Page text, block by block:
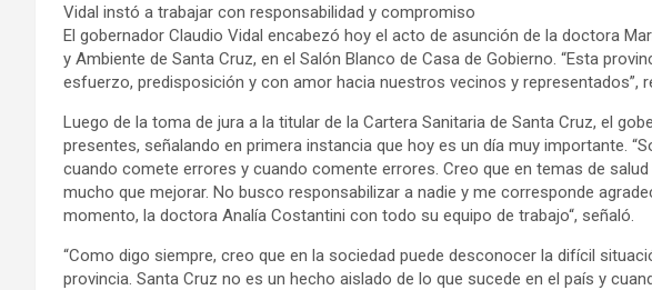
Vidal instó a trabajar con responsabilidad y compromiso
El gobernador Claudio Vidal encabezó hoy el acto de asunción de la doctora
y Ambiente de Santa Cruz, en el Salón Blanco de Casa de Gobierno. “Esta
esfuerzo, predisposición y con amor hacia nuestros vecinos y representados”,
Luego de la toma de jura a la titular de la Cartera Sanitaria de Santa Cruz, el
presentes, señalando en primera instancia que hoy es un día muy importante.
cuando comete errores y cuando comente errores. Creo que en temas de
mucho que mejorar. No busco responsabilizar a nadie y me corresponde
momento, la doctora Analía Costantini con todo su equipo de trabajo“, señaló.
“Como digo siempre, creo que en la sociedad puede desconocer la difícil
provincia. Santa Cruz no es un hecho aislado de lo que sucede en el país y